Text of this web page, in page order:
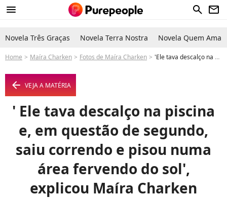
menu search newsletter
Novela Três Graças Novela Terra Nostra Novela Quem Ama
Home Maíra Charken Fotos de Maíra Charken 'Ele tava descalço na piscina e, em questão de segundo, saiu correndo e pisou numa área fervendo do sol', explicou Maíra Charken - Foto
arrow_left VEJA A MATÉRIA
' Ele tava descalço na piscina
e, em questão de segundo,
saiu correndo e pisou numa
área fervendo do sol',
explicou Maíra Charken